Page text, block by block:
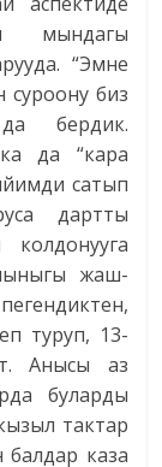
мындагы
“Эмне
суроону биз
бердик.
да “кара
сатып
дартты
жаш-
туруп, 13-
Анысы аз
буларды
тактар
каза